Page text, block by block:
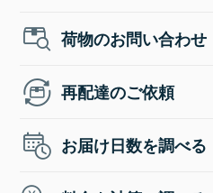
荷物のお問い合わせ
再配達のご依頼
お届け日数を調べる